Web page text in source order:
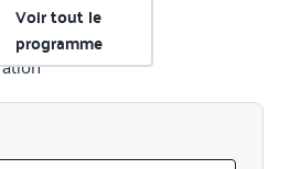
les IHM
Voir tout le
programme